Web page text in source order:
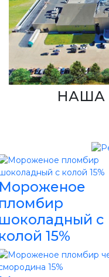
НАША
с
15%